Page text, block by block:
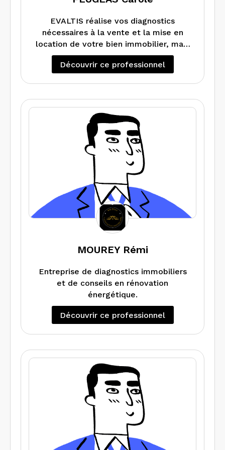
EVALTIS réalise vos diagnostics
nécessaires à la vente et la mise en
location de votre bien immobilier, mais
également peut vous faire un DPE
projeté si vous souhaitez faire des
énergétiques.
En cas de travaux dans votre
avant Travaux
Découvrir ce professionnel
MOUREY Rémi
Entreprise de diagnostics immobiliers
et de conseils en rénovation
énergétique.
Découvrir ce professionnel